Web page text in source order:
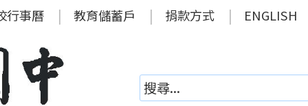
行事曆 教育儲蓄戶 捐款方式 ENGLISH